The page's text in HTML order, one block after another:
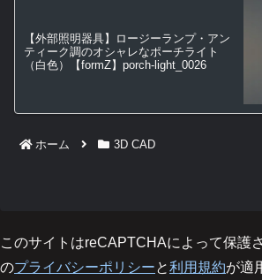
【外部照明器具】ロージーランプ・アン
ティーク調のオシャレなポーチライト
（白色）【formZ】porch-light_0026
ホーム 3D CAD
このサイトはreCAPTCHAによって保護
のプライバシーポリシーと利用規約が適